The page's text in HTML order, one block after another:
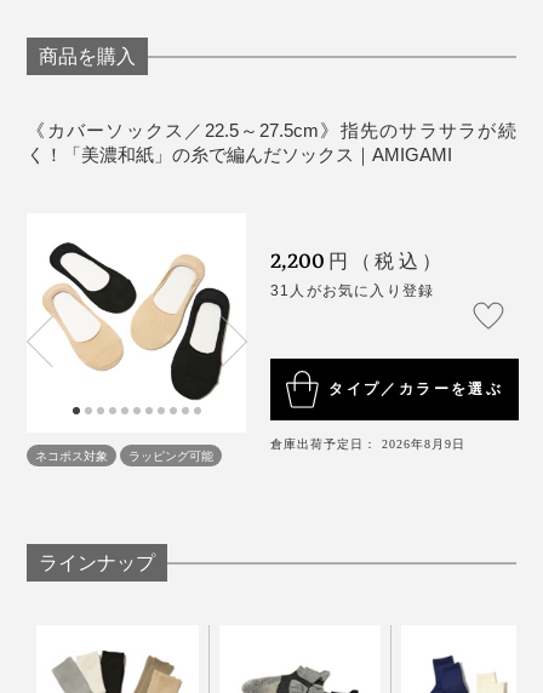
写真は、『AMIGAMI』シリーズの「スニーカー用
和食の店で、友人の家で、靴を脱いであがる瞬間も安心
上げることで、強度もアップしていますが、伸びない和
紙糸で編むには、職人の経験と技術が、いっそう必要で
例えば、和紙糸を少し湿らせて、糸の強度を高めること
で、編み糸に負荷がかかるハイゲージ編み機でも、目の
細かい靴下を編めるように調整しているそう。
りませんでした。
い。
サイズ：メンズ／25～27.5cm、レディース／22.5～
25cm
タン1%
製造国：日本
商品を購入
《カバーソックス／22.5～27.5cm》指先のサラサラが続
く！「美濃和紙」の糸で編んだソックス｜AMIGAMI
ネコポス対象 ラッピング可能
2,200 円（税込）
31人がお気に入り登録
タイプ／カラーを選ぶ
倉庫出荷予定日： 2026年8月9日
ラインナップ